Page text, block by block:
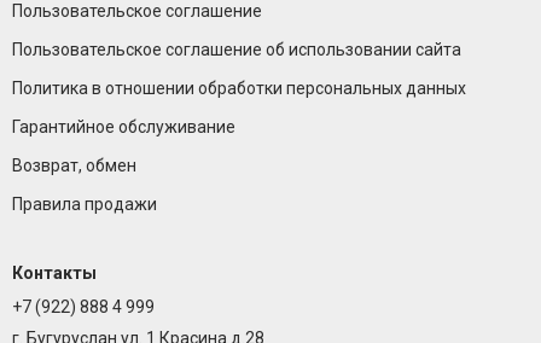
Пользовательское соглашение
Пользовательское соглашение об использовании сайта
Политика в отношении обработки персональных данных
Гарантийное обслуживание
Возврат, обмен
Правила продажи
Контакты
+7 (922) 888 4 999
г. Бугуруслан ул. 1 Красина д.28